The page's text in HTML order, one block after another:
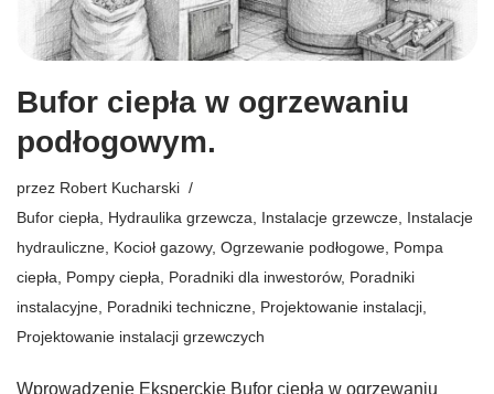
Bufor ciepła w ogrzewaniu
podłogowym.
przez Robert Kucharski
Bufor ciepła
Hydraulika grzewcza Instalacje grzewcze Instalacje
hydrauliczne Kocioł gazowy, Ogrzewanie podłogowe Pompa
ciepła
Pompy ciepła Poradniki dla inwestorów, Poradniki
instalacyjne Poradniki techniczne Projektowanie instalacji
Projektowanie instalacji grzewczych
Wprowadzenie Eksperckie Bufor ciepła w ogrzewaniu